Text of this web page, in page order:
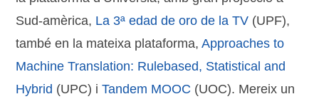
Sud-amèrica, La 3ª edad de oro de la TV (UPF),
també en la mateixa plataforma, Approaches to
Machine Translation: Rulebased, Statistical and
Hybrid (UPC) iTandem MOOC (UOC). Mereix un